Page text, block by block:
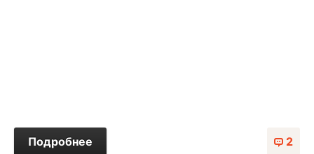
2
Подробнее